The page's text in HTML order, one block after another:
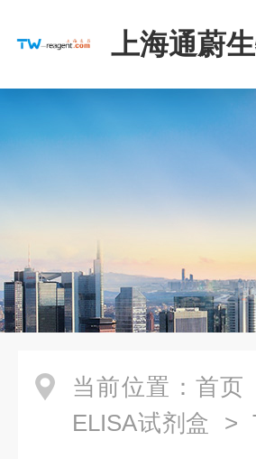
上海通蔚
当前位置： 首页
ELISA试剂盒 >